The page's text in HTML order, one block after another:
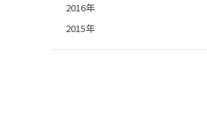
2016年
2015年